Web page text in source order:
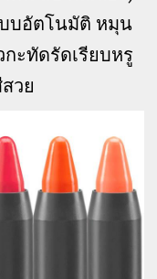
บอัตโนมัติ หมุน
กะทัดรัดเรียบหรู
วย